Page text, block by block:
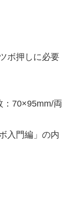
押しに必要
：70×95mm/両
門編」の内